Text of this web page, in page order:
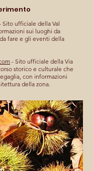
Sito ufficiale della Val
sui luoghi da
fare e gli eventi della
- Sito ufficiale della Via
storico e culturale che
con informazioni
della zona.